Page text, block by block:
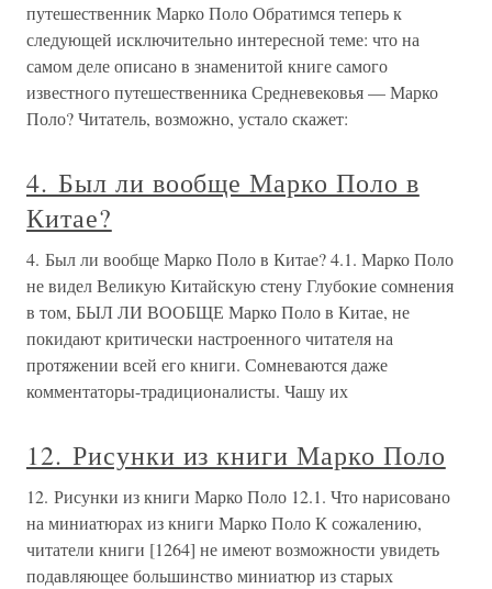
путешественник Марко Поло Обратимся теперь к
следующей исключительно интересной теме: что на
самом деле описано в знаменитой книге самого
известного путешественника Средневековья — Марко
Поло? Читатель, возможно, устало скажет:
4. Был ли вообще Марко Поло в
Китае?
4. Был ли вообще Марко Поло в Китае? 4.1. Марко Поло
не видел Великую Китайскую стену Глубокие сомнения
в том, БЫЛ ЛИ ВООБЩЕ Марко Поло в Китае, не
покидают критически настроенного читателя на
протяжении всей его книги. Сомневаются даже
комментаторы-традиционалисты. Чашу их
12. Рисунки из книги Марко Поло
12. Рисунки из книги Марко Поло 12.1. Что нарисовано
на миниатюрах из книги Марко Поло К сожалению,
читатели книги [1264] не имеют возможности увидеть
подавляющее большинство миниатюр из старых